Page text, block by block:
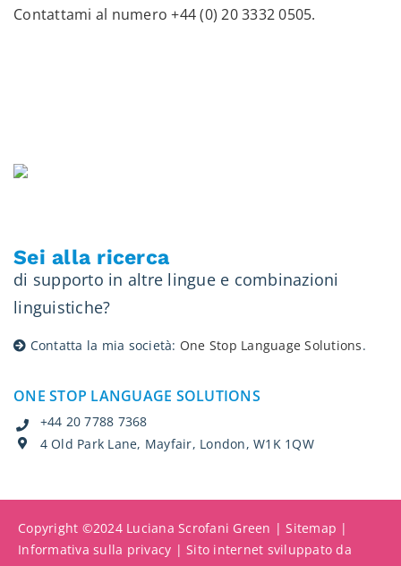
Contattami al numero+44 (0) 20 3332 0505.
Sei alla ricerca
di supporto in altre lingue e combinazioni
linguistiche?
Contatta la mia società: One Stop Language Solutions.
ONE STOP LANGUAGE SOLUTIONS
+44 20 7788 7368
4 Old Park Lane, Mayfair, London, W1K 1QW
Copyright ©2024 Luciana Scrofani Green |Sitemap |
Informativa sulla privacy | Sito internet sviluppato da